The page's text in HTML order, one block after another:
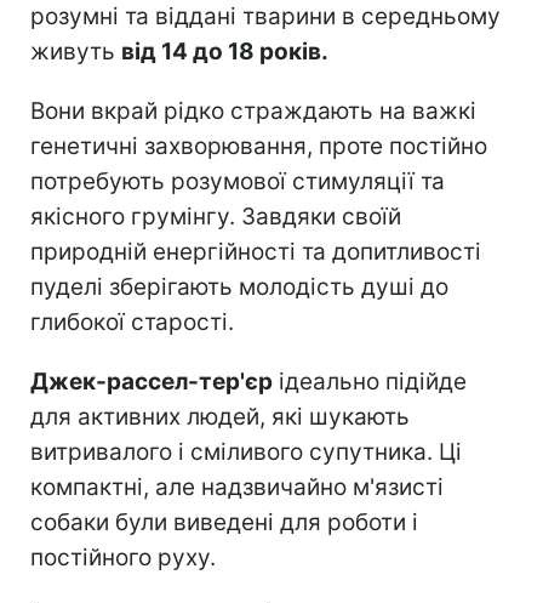
розумні та віддані тварини в середньому
живуть від 14 до 18 років.
Вони вкрай рідко страждають на важкі
генетичні захворювання, проте постійно
потребують розумової стимуляції та
якісного грумінгу. Завдяки своїй
природній енергійності та допитливості
пуделі зберігають молодість душі до
глибокої старості.
Джек-рассел-тер'єр ідеально підійде
для активних людей, які шукають
витривалого і сміливого супутника. Ці
компактні, але надзвичайно м'язисті
собаки були виведені для роботи і
постійного руху.